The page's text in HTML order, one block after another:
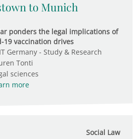
to Munich
ponders the legal implications of
19 vaccination drives
Germany - Study & Research
Tonti
sciences
more
Social Law